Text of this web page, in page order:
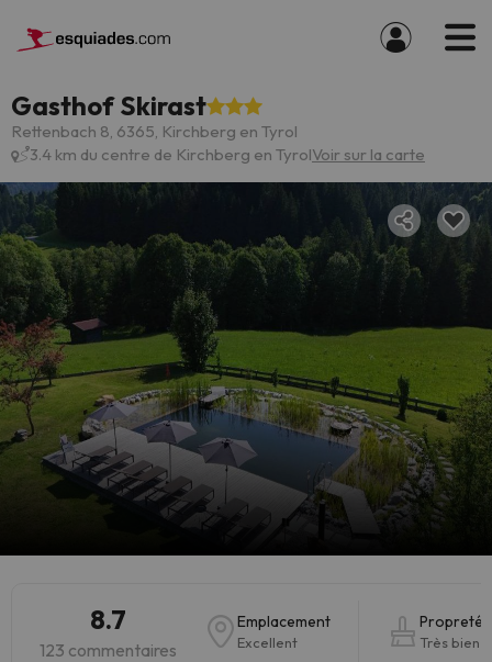
Gasthof Skirast
Rettenbach 8, 6365, Kirchberg en Tyrol
3.4 km du centre de Kirchberg en TyrolVoir sur la carte
8.7
123 commentaires
Emplacement
Excellent
Propreté
Très bien